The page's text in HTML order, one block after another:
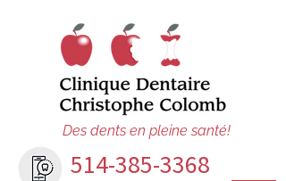
Des dents en pleine santé!
514-385-3368